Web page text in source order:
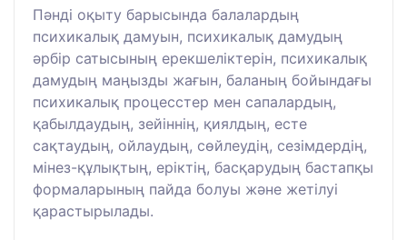
Пәнді оқыту барысында балалардың
психикалық дамуын, психикалық дамудың
әрбір сатысының ерекшеліктерін, психикалық
дамудың маңызды жағын, баланың бойындағы
психикалық процесстер мен сапалардың,
қабылдаудың, зейіннің, қиялдың, есте
сақтаудың, ойлаудың, сөйлеудің, сезімдердің,
мінез-құлықтың, еріктің, басқарудың бастапқы
формаларының пайда болуы және жетілуі
қарастырылады.